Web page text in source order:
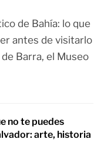
de Bahía: lo que
antes de visitarlo
Barra, el Museo
no te puedes
arte, historia